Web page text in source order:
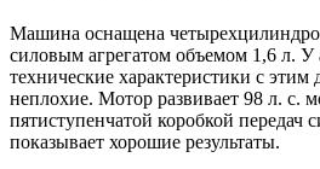
Машина оснащена
силовым агрегатом объемом 1,6 л.
технические характеристики с этим
неплохие. Мотор развивает 98 л. с.
пятиступенчатой коробкой передач
показывает хорошие результаты.